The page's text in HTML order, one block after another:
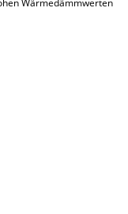
Wärmedämmwerten